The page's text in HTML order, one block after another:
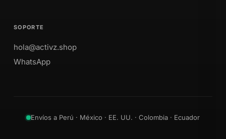
SOPORTE
hola@activz.shop
WhatsApp
Envíos a Perú · México · EE. UU. · Colombia · Ecuador